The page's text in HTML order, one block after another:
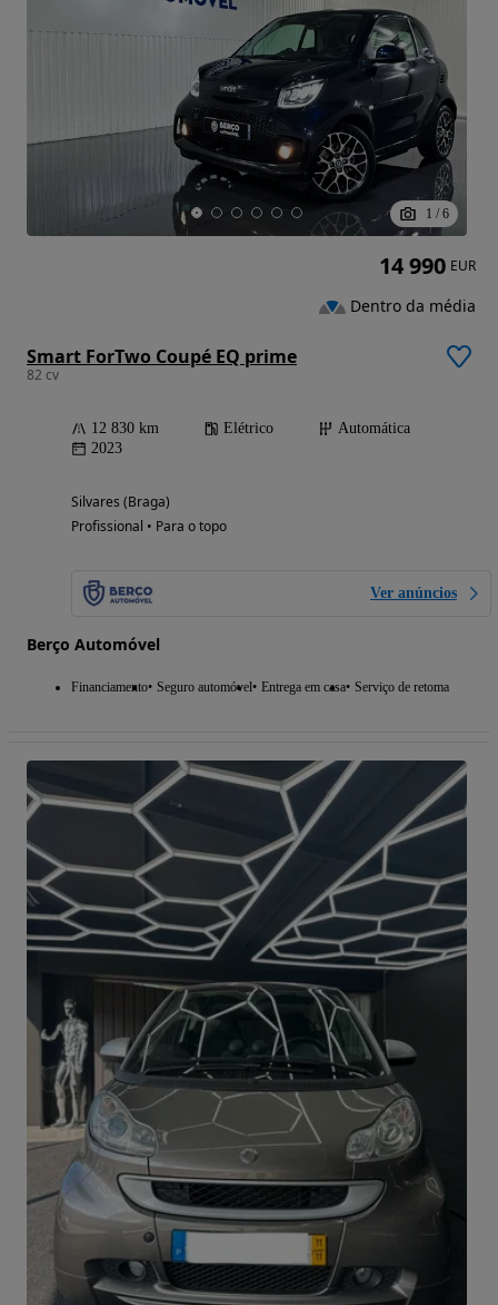
1 / 6
Smart ForTwo Coupé EQ prime
82 cv
12 830 km Elétrico
Automática
2023
Silvares (Braga)
Profissional • Para o topo
Ver anúncios
Berço Automóvel
Financiamento Seguro automóvel Entrega em casa Serviço de retoma
14 990 EUR
Dentro da média